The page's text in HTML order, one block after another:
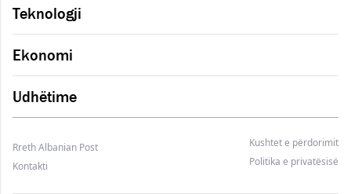
Teknologji
Ekonomi
Udhëtime
Rreth Albanian Post
Kushtet e përdorimit
Kontakti
Politika e privatësisë